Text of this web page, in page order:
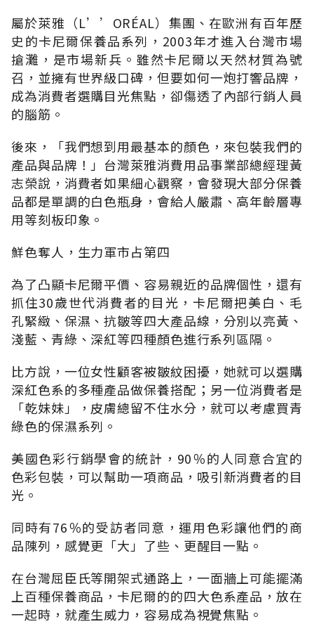
屬於萊雅（L’’ORÉAL）集團、在歐洲有百年歷
史的卡尼爾保養品系列，2003年才進入台灣市場
搶灘，是市場新兵。雖然卡尼爾以天然材質為號
召，並擁有世界級口碑，但要如何一炮打響品牌，
成為消費者選購目光焦點，卻傷透了內部行銷人員
的腦筋。
後來，「我們想到用最基本的顏色，來包裝我們的
產品與品牌！」台灣萊雅消費用品事業部總經理黃
志榮說，消費者如果細心觀察，會發現大部分保養
品都是單調的白色瓶身，會給人嚴肅、高年齡層專
用等刻板印象。
鮮色奪人，生力軍市占第四
為了凸顯卡尼爾平價、容易親近的品牌個性，還有
抓住30歲世代消費者的目光，卡尼爾把美白、毛
孔緊緻、保濕、抗皺等四大產品線，分別以亮黃、
淺藍、青綠、深紅等四種顏色進行系列區隔。
比方說，一位女性顧客被皺紋困擾，她就可以選購
深紅色系的多種產品做保養搭配；另一位消費者是
「乾妹妹」，皮膚總留不住水分，就可以考慮買青
綠色的保濕系列。
美國色彩行銷學會的統計，90％的人同意合宜的
色彩包裝，可以幫助一項商品，吸引新消費者的目
光。
同時有76％的受訪者同意，運用色彩讓他們的商
品陳列，感覺更「大」了些、更醒目一點。
在台灣屈臣氏等開架式通路上，一面牆上可能擺滿
上百種保養商品，卡尼爾的的四大色系產品，放在
一起時，就產生威力，容易成為視覺焦點。